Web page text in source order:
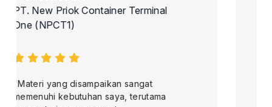
"Mengikuti pelatihan di MKI Training ini
benar-benar luar biasa dan memberikan
bermanfaat. Materi yang disampaikan
tidak hanya informatif, tetapi juga